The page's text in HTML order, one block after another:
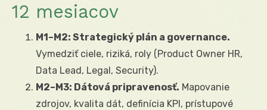
12 mesiacov
M1–M2: Strategický plán a governance.
Vymedziť ciele, riziká, roly (Product Owner HR,
Data Lead, Legal, Security).
M2–M3: Dátová pripravenosť. Mapovanie
zdrojov, kvalita dát, definícia KPI, prístupové